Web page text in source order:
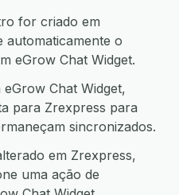
for criado em
automaticamente o
eGrow Chat Widget.
Chat Widget,
para Zrexpress para
sincronizados.
em Zrexpress,
uma ação de